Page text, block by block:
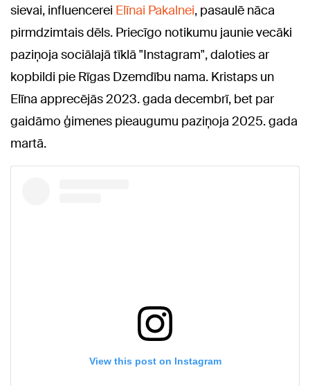
sievai, influencerei Elīnai Pakalnei, pasaulē nāca
pirmdzimtais dēls. Priecīgo notikumu jaunie vecāki
paziņoja sociālajā tīklā "Instagram", daloties ar
kopbildi pie Rīgas Dzemdību nama. Kristaps un
Elīna apprecējās 2023. gada decembrī, bet par
gaidāmo ģimenes pieaugumu paziņoja 2025. gada
martā.